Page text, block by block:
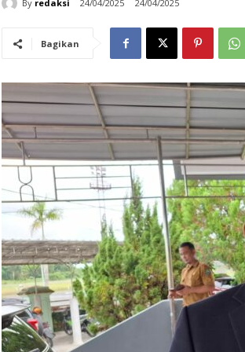
By redaksi 24/04/2025 24/04/2025
Bagikan